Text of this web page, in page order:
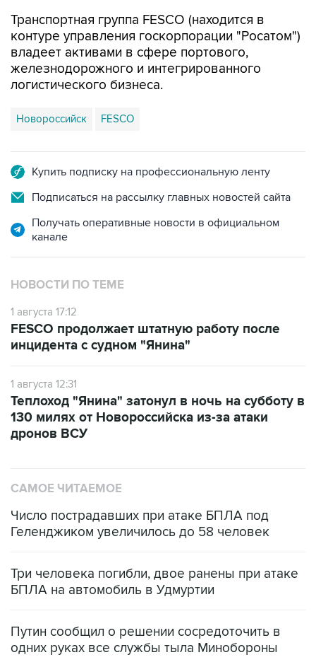
Транспортная группа FESCO (находится в
контуре управления госкорпорации "Росатом")
владеет активами в сфере портового,
железнодорожного и интегрированного
логистического бизнеса.
Новороссийск FESCO
Купить подписку на профессиональную ленту
Подписаться на рассылку главных новостей сайта
Получать оперативные новости в официальном
канале
НОВОСТИ ПО ТЕМЕ
1 августа 17:12
FESCO продолжает штатную работу после
инцидента с судном "Янина"
1 августа 12:31
Теплоход "Янина" затонул в ночь на субботу в
130 милях от Новороссийска из-за атаки
дронов ВСУ
САМОЕ ЧИТАЕМОЕ
Число пострадавших при атаке БПЛА под
Геленджиком увеличилось до 58 человек
Три человека погибли, двое ранены при атаке
БПЛА на автомобиль в Удмуртии
Путин сообщил о решении сосредоточить в
одних руках все службы тыла Минобороны